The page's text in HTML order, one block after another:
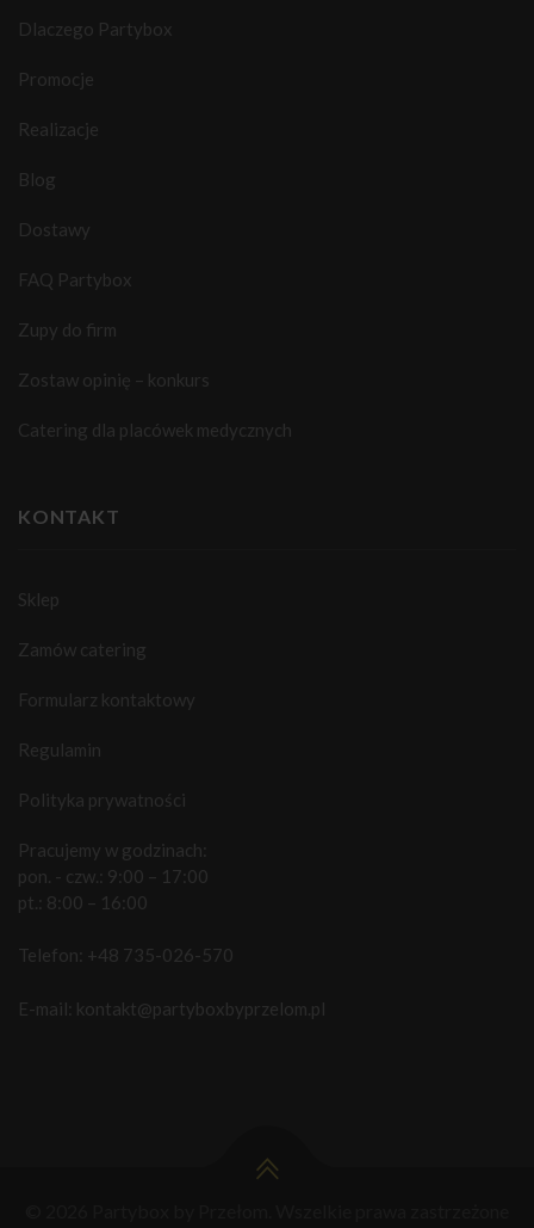
Dlaczego Partybox
Promocje
Realizacje
Blog
Dostawy
FAQ Partybox
Zupy do firm
Zostaw opinię – konkurs
Catering dla placówek medycznych
KONTAKT
Sklep
Zamów catering
Formularz kontaktowy
Regulamin
Polityka prywatności
Pracujemy w godzinach:
pon. - czw.: 9:00 – 17:00
pt.: 8:00 – 16:00
Telefon: +48 735-026-570
E-mail: kontakt@partyboxbyprzelom.pl